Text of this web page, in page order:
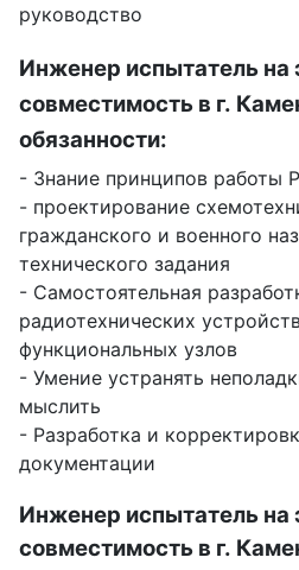
руководство
Инженер испытатель на
совместимость в г.
обязанности:
- Знание принципов работы
- проектирование
гражданского и военного
технического задания
- Самостоятельная
радиотехнических
функциональных узлов
- Умение устранять
мыслить
- Разработка и
документации
Инженер испытатель на
совместимость в г.